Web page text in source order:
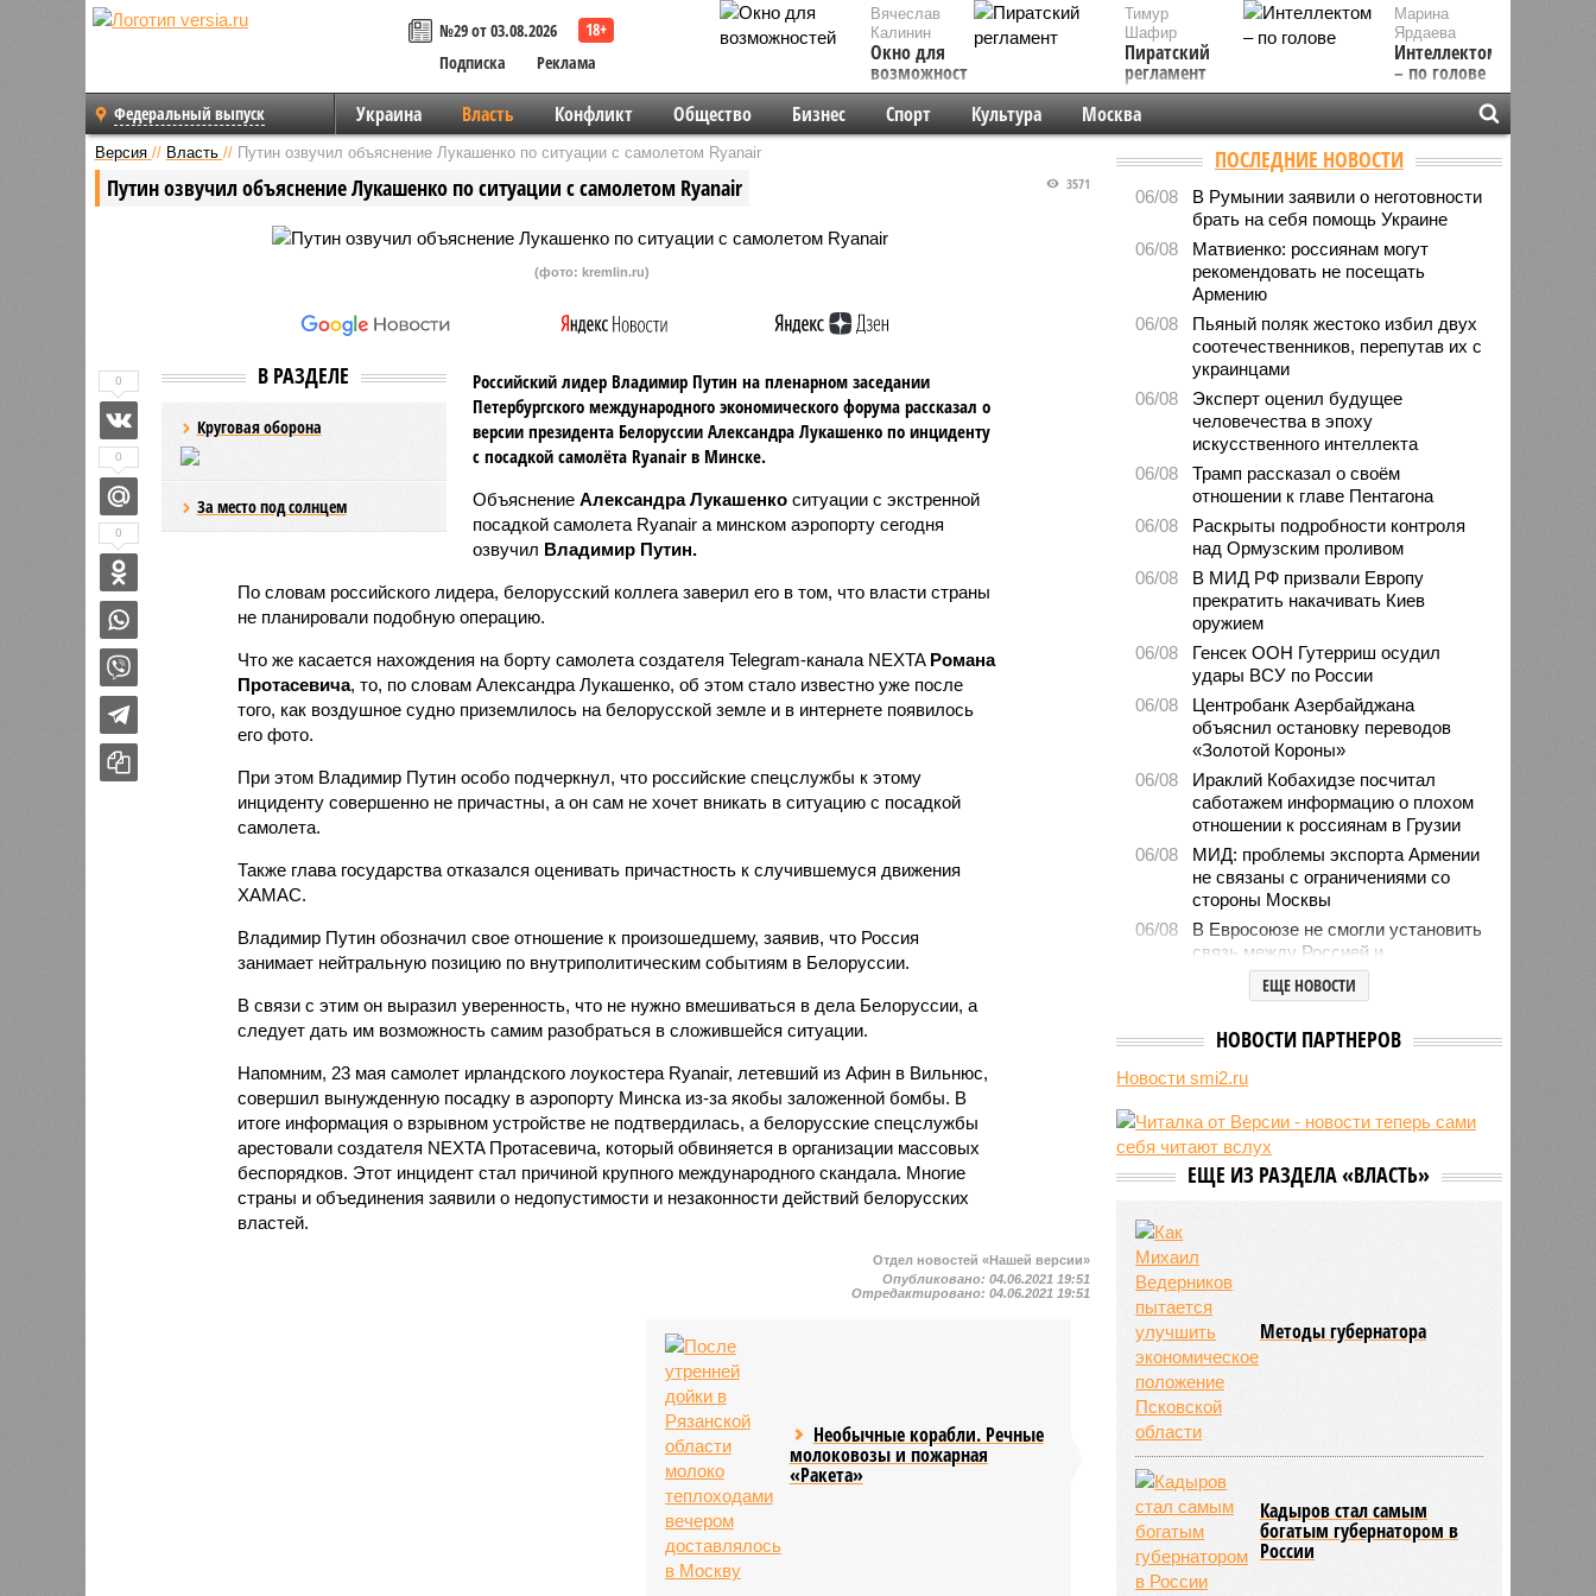
№29 от 03.08.2026
Подписка
Реклама
Вячеслав
Калинин
Окно для
возможностей
Марина
Ярдаева
Интеллектом
– по голове
Тимур
Шафир
Пиратский
регламент
Федеральный выпуск Украина Власть Конфликт Общество Бизнес Спорт Культура Москва
Версия // Власть // Путин озвучил объяснение Лукашенко по ситуации с самолетом Ryanair
Путин озвучил объяснение Лукашенко по ситуации с самолетом Ryanair 3571
(фото: kremlin.ru)
В РАЗДЕЛЕ
Круговая оборона
За место под солнцем
Российский лидер Владимир Путин на пленарном заседании
Петербургского международного экономического форума рассказал о
версии президента Белоруссии Александра Лукашенко по инциденту
с посадкой самолёта Ryanair в Минске.
Объяснение Александра Лукашенкоситуации с экстренной
посадкой самолета Ryanair а минском аэропорту сегодня
озвучил Владимир Путин.
По словам российского лидера, белорусский коллега заверил его в том, что власти страны
не планировали подобную операцию.
Что же касается нахождения на борту самолета создателя Telegram-канала NEXTA Романа
Протасевича, то, по словам Александра Лукашенко, об этом стало известно уже после
того, как воздушное судно приземлилось на белорусской земле и в интернете появилось
его фото.
При этом Владимир Путин особо подчеркнул, что российские спецслужбы к этому
инциденту совершенно не причастны, а он сам не хочет вникать в ситуацию с посадкой
самолета.
Также глава государства отказался оценивать причастность к случившемуся движения
ХАМАС.
Владимир Путин обозначил свое отношение к произошедшему, заявив, что Россия
занимает нейтральную позицию по внутриполитическим событиям в Белоруссии.
В связи с этим он выразил уверенность, что не нужно вмешиваться в дела Белоруссии, а
следует дать им возможность самим разобраться в сложившейся ситуации.
Напомним, 23 мая самолет ирландского лоукостера Ryanair, летевший из Афин в Вильнюс,
совершил вынужденную посадку в аэропорту Минска из-за якобы заложенной бомбы. В
итоге информация о взрывном устройстве не подтвердилась, а белорусские спецслужбы
арестовали создателя NEXTA Протасевича, который обвиняется в организации массовых
беспорядков. Этот инцидент стал причиной крупного международного скандала. Многие
страны и объединения заявили о недопустимости и незаконности действий белорусских
властей.
0
0
0
Отдел новостей «Нашей версии»
Опубликовано:04.06.2021 19:51
Отредактировано:04.06.2021 19:51
Необычные корабли. Речные
молоковозы и пожарная
«Ракета»
ПОСЛЕДНИЕ НОВОСТИ
06/08
В Румынии заявили о неготовности
брать на себя помощь Украине
06/08
Матвиенко: россиянам могут
рекомендовать не посещать
Армению
06/08
Пьяный поляк жестоко избил двух
соотечественников, перепутав их с
украинцами
06/08
Эксперт оценил будущее
человечества в эпоху
искусственного интеллекта
06/08
Трамп рассказал о своём
отношении к главе Пентагона
06/08
Раскрыты подробности контроля
над Ормузским проливом
06/08
В МИД РФ призвали Европу
прекратить накачивать Киев
оружием
06/08
Генсек ООН Гутерриш осудил
удары ВСУ по России
06/08
Центробанк Азербайджана
объяснил остановку переводов
«Золотой Короны»
06/08
Ираклий Кобахидзе посчитал
саботажем информацию о плохом
отношении к россиянам в Грузии
06/08
МИД: проблемы экспорта Армении
не связаны с ограничениями со
стороны Москвы
06/08
В Евросоюзе не смогли установить
связь между Россией и
миграционным кризисом в Сеуте
Ямпольская объяснила причины
ведущие вузы страны
06/08
Euractiv: закрытие границы с
экономики Финляндии
06/08
Минобрнауки осенью примет
решение о правилах приёма на
ЕЩЕ НОВОСТИ
НОВОСТИ ПАРТНЕРОВ
Новости smi2.ru
ЕЩЕ ИЗ РАЗДЕЛА «ВЛАСТЬ»
Методы губернатора
Кадыров стал самым
богатым губернатором в
России